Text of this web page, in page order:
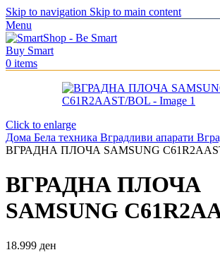
Skip to navigation Skip to main content
Menu
0 items
Click to enlarge
Дома Бела техника Вградливи апарати
ВГРАДНА ПЛОЧА SAMSUNG
ВГРАДНА ПЛОЧА
SAMSUNG
18.999 ден